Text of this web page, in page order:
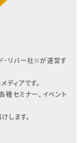
･リバー社※が運営す
ディアです。
種セミナー、イベント
します。